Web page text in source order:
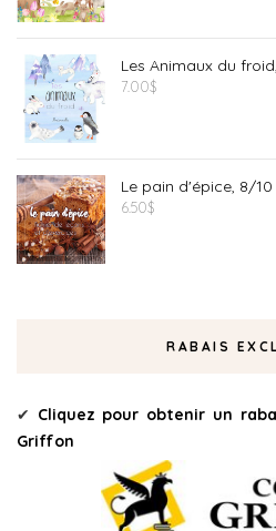
Les Animaux du
7.00$
Le pain d'épice, 8/10
6.50$
RABAIS
✔ Cliquez pour obtenir un
Griffon